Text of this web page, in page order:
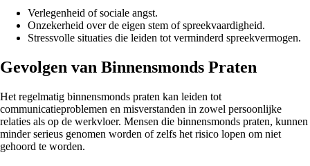
Verlegenheid of sociale angst.
Onzekerheid over de eigen stem of spreekvaardigheid.
Stressvolle situaties die leiden tot verminderd spreekvermogen.
Gevolgen van Binnensmonds Praten
Het regelmatig binnensmonds praten kan leiden tot
communicatieproblemen en misverstanden in zowel persoonlijke
relaties als op de werkvloer. Mensen die binnensmonds praten, kunnen
minder serieus genomen worden of zelfs het risico lopen om niet
gehoord te worden.